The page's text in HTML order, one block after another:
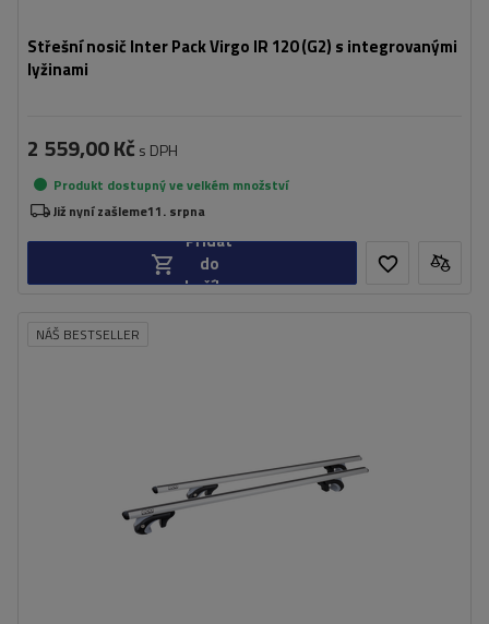
Střešní nosič Inter Pack Virgo IR 120 (G2) s integrovanými
lyžinami
2 559,00 Kč s DPH
Produkt dostupný ve velkém množství
Již nyní zašleme11. srpna
Přidat
do
košíku
NÁŠ BESTSELLER